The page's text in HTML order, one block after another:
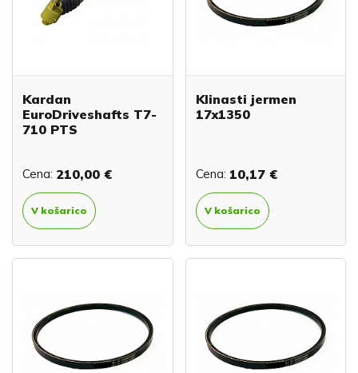
Kardan
EuroDriveshafts T7-
710 PTS
Cena: 210,00 €
V košarico
Klinasti jermen
17x1350
Cena: 10,17 €
V košarico